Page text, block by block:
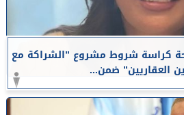
كراسة شروط مشروع ”الشراكة مع
العقاريين” ضمن...